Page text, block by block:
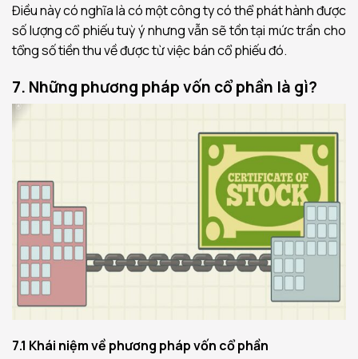
Điều này có nghĩa là có một công ty có thể phát hành được
số lượng cổ phiếu tuỳ ý nhưng vẫn sẽ tồn tại mức trần cho
tổng số tiền thu về được từ việc bán cổ phiếu đó.
7. Những phương pháp vốn cổ phần là gì?
7.1 Khái niệm về phương pháp vốn cổ phần